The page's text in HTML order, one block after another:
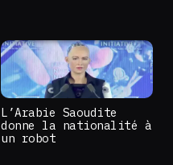
L’Arabie Saoudite
donne la nationalité à
un robot